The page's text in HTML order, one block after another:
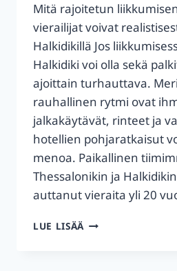
Mitä rajoitetun
vierailijat voivat
Halkidikillä Jos
Halkidiki voi olla sekä
ajoittain turhauttava.
rauhallinen rytmi ovat
jalkakäytävät, rinteet ja
hotellien pohjaratkaisut
menoa. Paikallinen
Thessalonikin ja
auttanut vieraita yli 20
LUE LISÄÄ HALKIDIKI